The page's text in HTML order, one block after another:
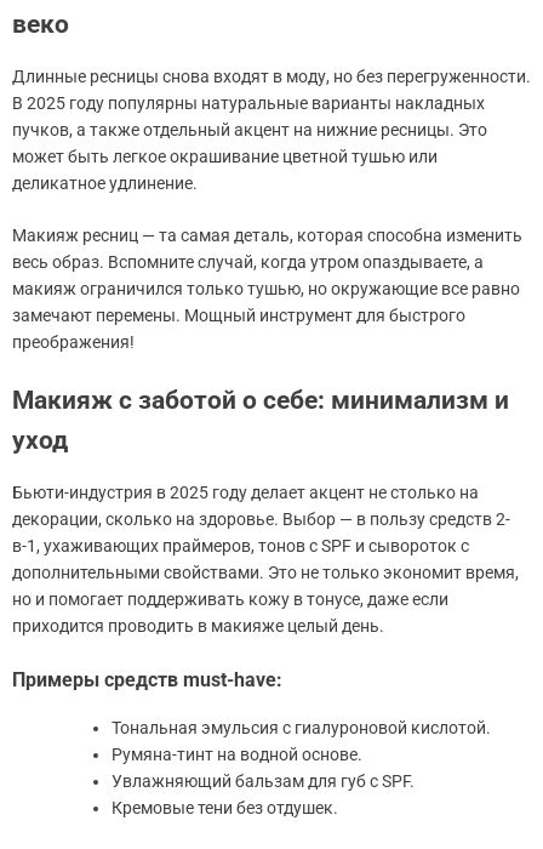
веко
Длинные ресницы снова входят в моду, но без перегруженности.
В 2025 году популярны натуральные варианты накладных
пучков, а также отдельный акцент на нижние ресницы. Это
может быть легкое окрашивание цветной тушью или
деликатное удлинение.
Макияж ресниц — та самая деталь, которая способна изменить
весь образ. Вспомните случай, когда утром опаздываете, а
макияж ограничился только тушью, но окружающие все равно
замечают перемены. Мощный инструмент для быстрого
преображения!
Макияж с заботой о себе: минимализм и
уход
Бьюти-индустрия в 2025 году делает акцент не столько на
декорации, сколько на здоровье. Выбор — в пользу средств 2-
в-1, ухаживающих праймеров, тонов с SPF и сывороток с
дополнительными свойствами. Это не только экономит время,
но и помогает поддерживать кожу в тонусе, даже если
приходится проводить в макияже целый день.
Примеры средств must-have:
Тональная эмульсия с гиалуроновой кислотой.
Румяна-тинт на водной основе.
Увлажняющий бальзам для губ с SPF.
Кремовые тени без отдушек.